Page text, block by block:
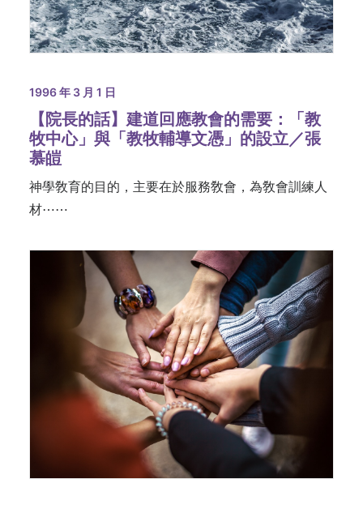
1996 年 3 月 1 日
【院長的話】建道回應教會的需要：「教
牧中心」與「教牧輔導文憑」的設立／張
慕皚
神學敎育的目的，主要在於服務敎會，為敎會訓練人
材⋯⋯